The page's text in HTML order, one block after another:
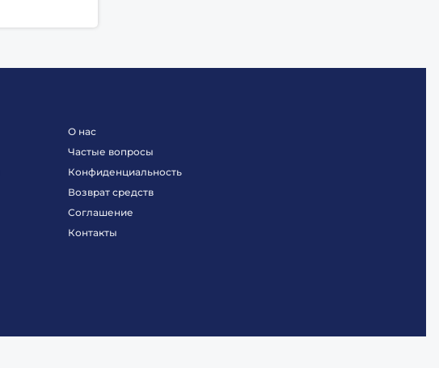
О нас
Частые вопросы
Конфиденциальность
Возврат средств
Соглашение
Контакты